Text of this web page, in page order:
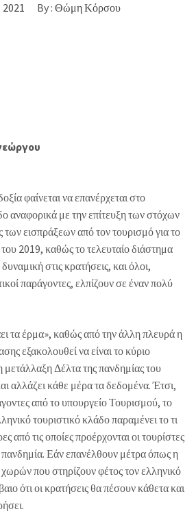
2021 By : Θώμη Κόρσου
φαίνεται να επανέρχεται στο
αναφορικά με την επίτευξη των στόχων
εισπράξεων από τον τουρισμό για το
2019, καθώς το τελευταίο διάστημα
στις κρατήσεις, και όλοι,
παράγοντες, ελπίζουν σε έναν πολύ
τα έρμα», καθώς από την άλλη πλευρά η
εξακολουθεί να είναι το κύριο
μετάλλαξη Δέλτα της πανδημίας του
αλλάζει κάθε μέρα τα δεδομένα. Έτσι,
από το υπουργείο Τουρισμού, το
τουριστικό κλάδο παραμένει το τι
από τις οποίες προέρχονται οι τουρίστες
πανδημία. Εάν επανέλθουν μέτρα όπως η
που στηρίζουν φέτος τον ελληνικό
ότι οι κρατήσεις θα πέσουν κάθετα και